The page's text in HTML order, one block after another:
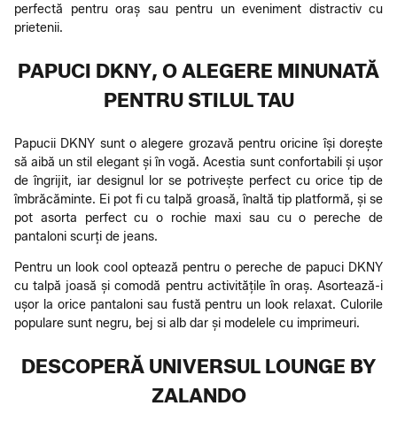
perfectă pentru oraș sau pentru un eveniment distractiv cu
prietenii.
PAPUCI DKNY, O ALEGERE MINUNATĂ
PENTRU STILUL TAU
Papucii DKNY sunt o alegere grozavă pentru oricine își dorește
să aibă un stil elegant și în vogă. Acestia sunt confortabili și ușor
de îngrijit, iar designul lor se potrivește perfect cu orice tip de
îmbrăcăminte. Ei pot fi cu talpă groasă, înaltă tip platformă, și se
pot asorta perfect cu o rochie maxi sau cu o pereche de
pantaloni scurți de jeans.
Pentru un look cool optează pentru o pereche de papuci DKNY
cu talpă joasă și comodă pentru activitățile în oraș. Asortează-i
ușor la orice pantaloni sau fustă pentru un look relaxat. Culorile
populare sunt negru, bej si alb dar și modelele cu imprimeuri.
DESCOPERĂ UNIVERSUL LOUNGE BY
ZALANDO